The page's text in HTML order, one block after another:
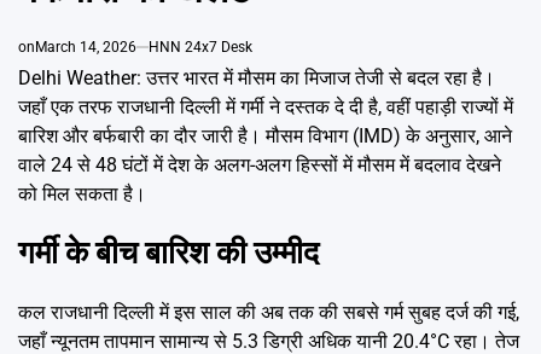
onMarch 14, 2026 HNN 24x7 Desk
Delhi Weather: उत्तर भारत में मौसम का मिजाज तेजी से बदल रहा है।
जहाँ एक तरफ राजधानी दिल्ली में गर्मी ने दस्तक दे दी है, वहीं पहाड़ी राज्यों में
बारिश और बर्फबारी का दौर जारी है। मौसम विभाग (IMD) के अनुसार, आने
वाले 24 से 48 घंटों में देश के अलग-अलग हिस्सों में मौसम में बदलाव देखने
को मिल सकता है।
गर्मी के बीच बारिश की उम्मीद
कल राजधानी दिल्ली में इस साल की अब तक की सबसे गर्म सुबह दर्ज की गई,
जहाँ न्यूनतम तापमान सामान्य से 5.3 डिग्री अधिक यानी 20.4°C रहा। तेज